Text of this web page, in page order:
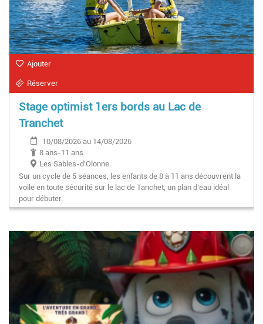
Ajouter
Réserver
Stage optimist 1ers bords au Lac de
Tranchet
10/08/2026 au 14/08/2026
8 ans-11 ans
Les Sables-d'Olonne
Sur un cycle de 5 séances, les enfants de 8 à 11 ans découvrent la
voile en toute sécurité sur le lac de Tanchet, un plan d’eau idéal
pour débuter.